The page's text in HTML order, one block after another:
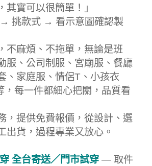
其實可以很簡單！」
挑款式 → 看示意圖確認製
不麻煩、不拖單，無論是班
服、公司制服、宮廟服、餐廳
、家庭服、情侶T、小孩衣
，每一件都細心把關，品質看
，提供免費報價，從設計、選
出貨，過程專業又放心。
全台寄送／門市試穿 — 取件